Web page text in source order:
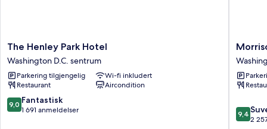
The
Henley
Park
Hotel
Washington
D.C.
sentrum
The Henley Park Hotel
Washington D.C. sentrum
Parkering tilgjengelig
Wi-fi inkludert
Restaurant
Aircondition
9.0
av
9,0 Fantastisk
1 691 anmeldelser
Clark
Historic
Inn
sentrum
9.4
av
9,4
2